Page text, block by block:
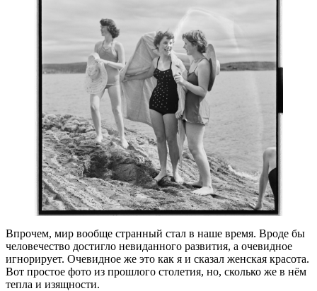
Впрочем, мир вообще странный стал в наше время. Вроде бы
человечество достигло невиданного развития, а очевидное
игнорирует. Очевидное же это как я и сказал женская красота.
Вот простое фото из прошлого столетия, но, сколько же в нём
тепла и изящности.